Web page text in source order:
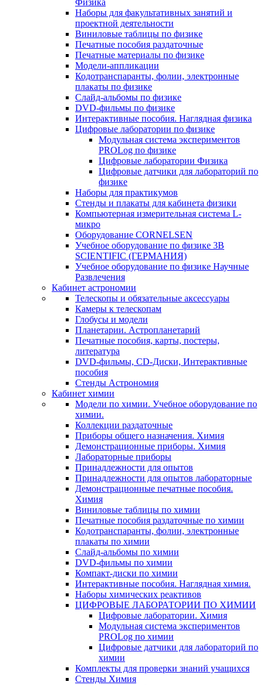
Физика
Наборы для факультативных занятий и
проектной деятельности
Виниловые таблицы по физике
Печатные пособия раздаточные
Печатные материалы по физике
Модели-аппликации
Кодотранспаранты, фолии, электронные
плакаты по физике
Слайд-альбомы по физике
DVD-фильмы по физике
Интерактивные пособия. Наглядная физика
Цифровые лаборатории по физике
Модульная система экспериментов
PROLog по физике
Цифровые лаборатории Физика
Цифровые датчики для лабораторий по
физике
Наборы для практикумов
Стенды и плакаты для кабинета физики
Компьютерная измерительная система L-
микро
Оборудование CORNELSEN
Учебное оборудование по физике 3B
SCIENTIFIC (ГЕРМАНИЯ)
Учебное оборудование по физике Научные
Развлечения
Кабинет астрономии
Телескопы и обязательные аксессуары
Камеры к телескопам
Глобусы и модели
Планетарии. Астропланетарий
Печатные пособия, карты, постеры,
литература
DVD-фильмы, CD-Диски, Интерактивные
пособия
Стенды Астрономия
Кабинет химии
Модели по химии. Учебное оборудование по
химии.
Коллекции раздаточные
Приборы общего назначения. Химия
Демонстрационные приборы. Химия
Лабораторные приборы
Принадлежности для опытов
Принадлежности для опытов лабораторные
Демонстрационные печатные пособия.
Химия
Виниловые таблицы по химии
Печатные пособия раздаточные по химии
Кодотранспаранты, фолии, электронные
плакаты по химии
Слайд-альбомы по химии
DVD-фильмы по химии
Компакт-диски по химии
Интерактивные пособия. Наглядная химия.
Наборы химических реактивов
ЦИФРОВЫЕ ЛАБОРАТОРИИ ПО ХИМИИ
Цифровые лаборатории. Химия
Модульная система экспериментов
PROLog по химии
Цифровые датчики для лабораторий по
химии
Комплекты для проверки знаний учащихся
Стенды Химия